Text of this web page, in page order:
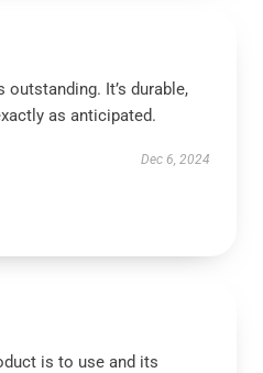
It’s durable,
as anticipated.
Dec 6, 2024
is to use and its